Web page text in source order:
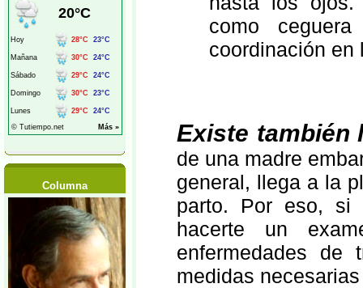
Columna
como
coordinación en
Existe también
de una madre
general, llega a la
parto. Por eso, si
hacerte un
enfermedades de
medidas